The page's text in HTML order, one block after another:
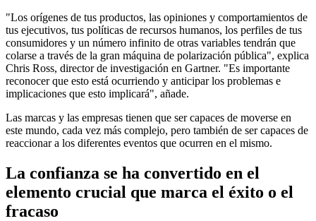
"Los orígenes de tus productos, las opiniones y comportamientos de
tus ejecutivos, tus políticas de recursos humanos, los perfiles de tus
consumidores y un número infinito de otras variables tendrán que
colarse a través de la gran máquina de polarización pública", explica
Chris Ross, director de investigación en Gartner. "Es importante
reconocer que esto está ocurriendo y anticipar los problemas e
implicaciones que esto implicará", añade.
Las marcas y las empresas tienen que ser capaces de moverse en
este mundo, cada vez más complejo, pero también de ser capaces de
reaccionar a los diferentes eventos que ocurren en el mismo.
La confianza se ha convertido en el
elemento crucial que marca el éxito o el
fracaso